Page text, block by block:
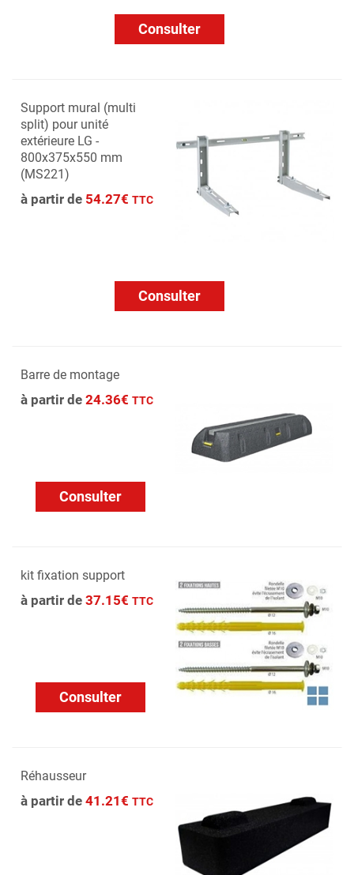
Consulter
Support mural (multi
split) pour unité
extérieure LG -
800x375x550 mm
(MS221)
à partir de 54.27€ TTC
Consulter
Barre de montage
à partir de 24.36€ TTC
Consulter
kit fixation support
à partir de 37.15€ TTC
Consulter
Réhausseur
à partir de 41.21€ TTC